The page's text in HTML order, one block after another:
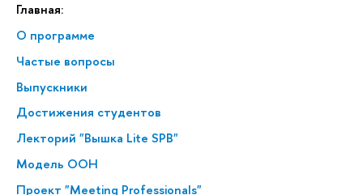
Главная:
О программе
Частые вопросы
Выпускники
Достижения студентов
Лекторий "Вышка Lite SPB"
Модель ООН
Проект "Meeting Professionals"